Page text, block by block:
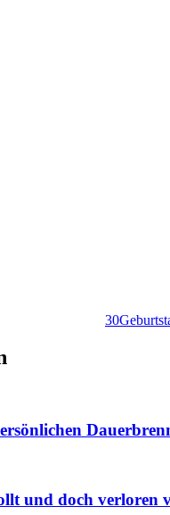
30
und doch verloren